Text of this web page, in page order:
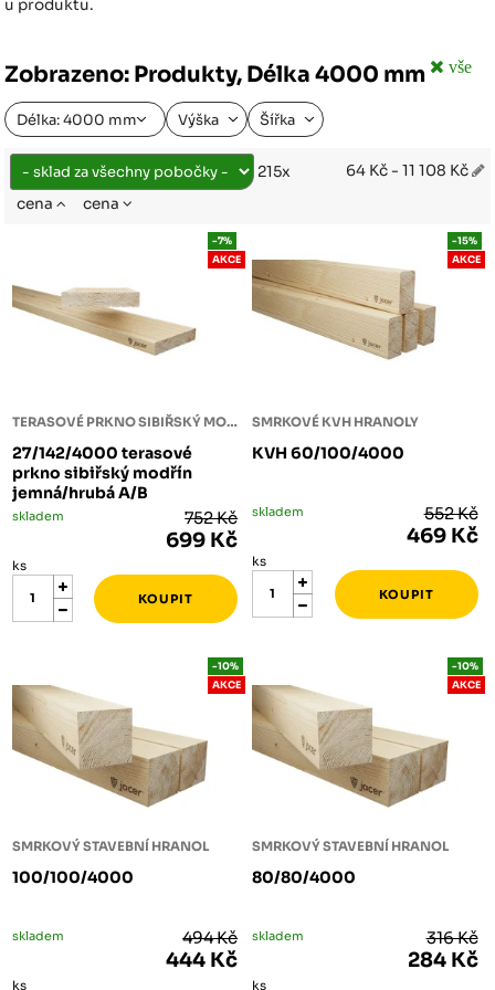
u produktu.
Zobrazeno: Produkty, Délka 4000 mm vše
Délka: 4000 mm Výška Šířka
215x
64 Kč - 11 108 Kč
cena
cena
TERASOVÉ PRKNO SIBIŘSKÝ MODŘÍN
27/142/4000 terasové
prkno sibiřský modřín
jemná/hrubá A/B
-7%
AKCE
skladem 752 Kč
699 Kč
ks
SMRKOVÉ KVH HRANOLY
KVH 60/100/4000
-15%
AKCE
skladem 552 Kč
469 Kč
ks
SMRKOVÝ STAVEBNÍ HRANOL
100/100/4000
-10%
AKCE
skladem 494 Kč
444 Kč
ks
SMRKOVÝ STAVEBNÍ HRANOL
80/80/4000
-10%
AKCE
skladem 316 Kč
284 Kč
ks